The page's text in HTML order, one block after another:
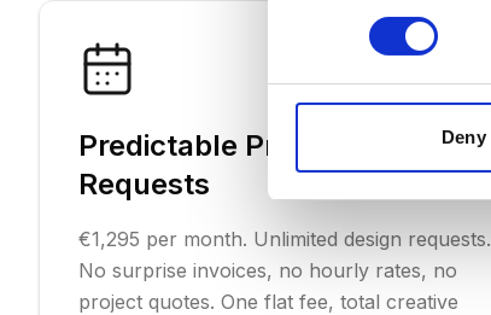
Deny
Predictable Pricing, Unlimited
Requests
€1,295 per month. Unlimited design requests.
No surprise invoices, no hourly rates, no
project quotes. One flat fee, total creative